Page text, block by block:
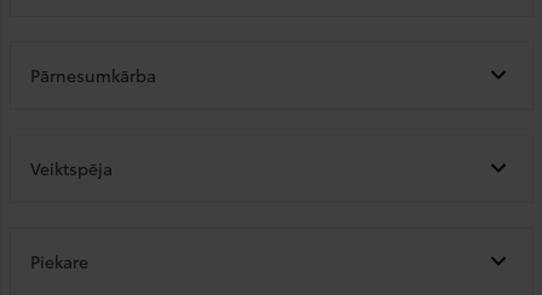
Pārnesumkārba
Veiktspēja
Piekare